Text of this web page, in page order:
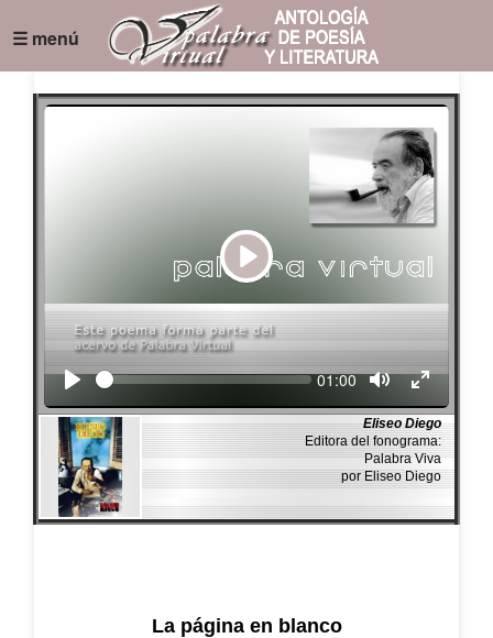
☰ menú
Play
Seek Current
01:00
Eliseo Diego
Editora del fonograma:
Palabra Viva
por Eliseo Diego
La página en blanco